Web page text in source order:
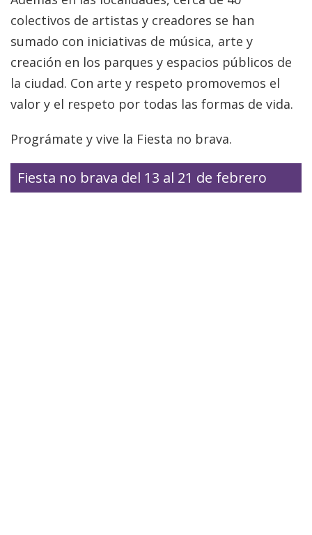
colectivos de artistas y creadores se han
sumado con iniciativas de música, arte y
creación en los parques y espacios públicos de
la ciudad. Con arte y respeto promovemos el
valor y el respeto por todas las formas de vida.
Prográmate y vive la Fiesta no brava.
Fiesta no brava del 13 al 21 de febrero